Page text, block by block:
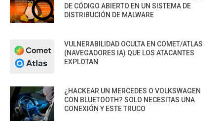
DE CÓDIGO ABIERTO EN UN SISTEMA DE
DISTRIBUCIÓN DE MALWARE
VULNERABILIDAD OCULTA EN COMET/ATLAS
(NAVEGADORES IA) QUE LOS ATACANTES
EXPLOTAN
¿HACKEAR UN MERCEDES O VOLKSWAGEN
CON BLUETOOTH? SOLO NECESITAS UNA
CONEXIÓN Y ESTE TRUCO